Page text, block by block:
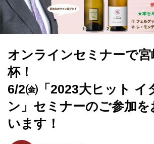
オンラインセミナーで宮
杯！
6/2㈮「2023大ヒット イ
ン」セミナーのご参加を
います！